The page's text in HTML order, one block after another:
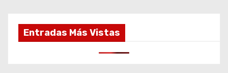
Entradas Más Vistas